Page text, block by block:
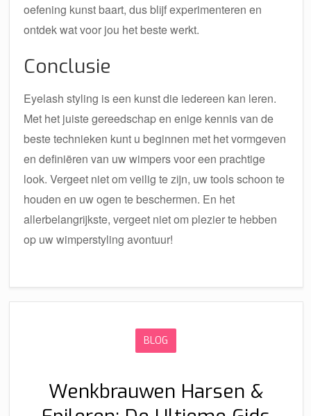
oefening kunst baart, dus blijf experimenteren en
ontdek wat voor jou het beste werkt.
Conclusie
Eyelash styling is een kunst die iedereen kan leren.
Met het juiste gereedschap en enige kennis van de
beste technieken kunt u beginnen met het vormgeven
en definiëren van uw wimpers voor een prachtige
look. Vergeet niet om veilig te zijn, uw tools schoon te
houden en uw ogen te beschermen. En het
allerbelangrijkste, vergeet niet om plezier te hebben
op uw wimperstyling avontuur!
BLOG
Wenkbrauwen Harsen &